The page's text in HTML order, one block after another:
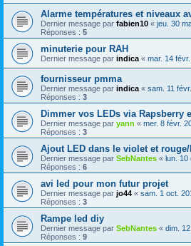
Alarme températures et niveaux
Dernier message par fabien10 « jeu. 30
Réponses : 5
minuterie pour RAH
Dernier message par indica « mar. 14
fournisseur pmma
Dernier message par indica « sam. 11
Réponses : 3
Dimmer vos LEDs via Rapsberry
Dernier message par yann « mer. 8 févr.
Réponses : 3
Ajout LED dans le violet et
Dernier message par SebNantes « lun. 10
Réponses : 6
avi led pour mon futur projet
Dernier message par jo44 « sam. 1 oct.
Réponses : 3
Rampe led diy
Dernier message par SebNantes « dim.
Réponses : 9